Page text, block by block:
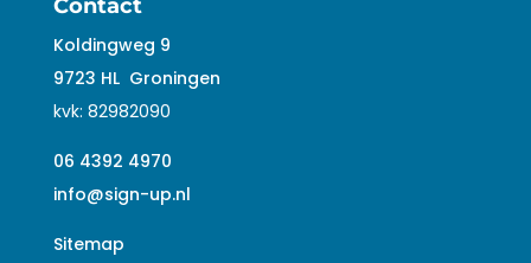
Contact
Koldingweg 9
9723 HL Groningen
kvk: 82982090
06 4392 4970
info@sign-up.nl
Sitemap